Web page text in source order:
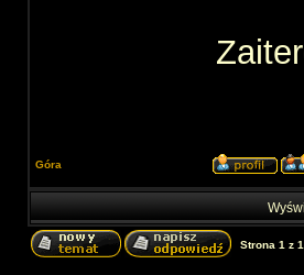
Góra
Strona 1 z 1